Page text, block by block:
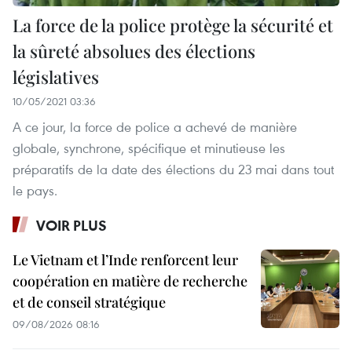
La force de la police protège la sécurité et
la sûreté absolues des élections
législatives
10/05/2021 03:36
A ce jour, la force de police a achevé de manière
globale, synchrone, spécifique et minutieuse les
préparatifs de la date des élections du 23 mai dans tout
le pays.
VOIR PLUS
Le Vietnam et l’Inde renforcent leur
coopération en matière de recherche
et de conseil stratégique
09/08/2026 08:16